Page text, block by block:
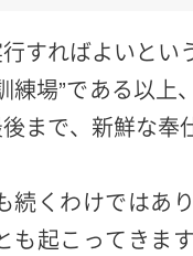
すればよいとい
場”である以上
まで、新鮮な奉
くわけではあ
起こってきま